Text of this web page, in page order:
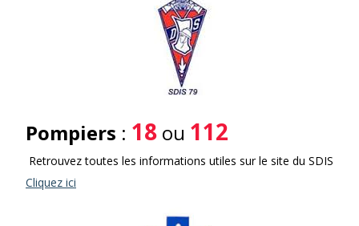
Pompiers : 18 ou 112
Retrouvez toutes les informations utiles sur le site du SDIS
Cliquez ici